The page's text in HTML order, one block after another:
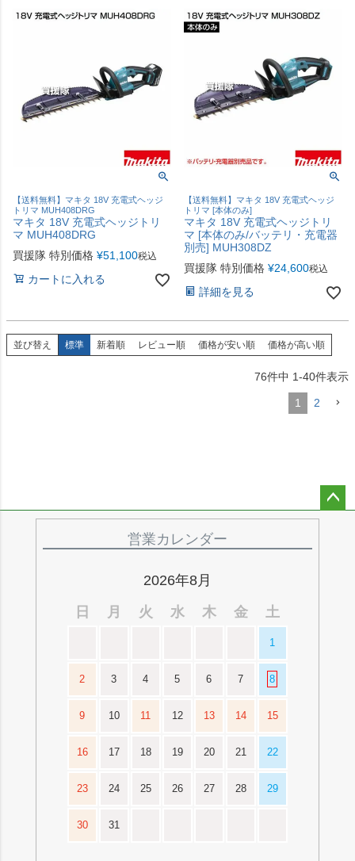
【送料無料】マキタ 18V 充電式ヘッジ
トリマ MUH408DRG
マキタ 18V 充電式ヘッジトリ
マ MUH408DRG
買援隊 特別価格 ¥51,100税込
カートに入れる
【送料無料】マキタ 18V 充電式ヘッジ
トリマ [本体のみ]
マキタ 18V 充電式ヘッジトリ
マ [本体のみ/バッテリ・充電器
別売] MUH308DZ
買援隊 特別価格 ¥24,600税込
詳細を見る
並び替え 標準 新着順 レビュー順 価格が安い順 価格が高い順
76件中 1-40件表示
1 2
営業カレンダー
2026年8月
日
月 火 水 木 金 土
1
2 3 4 5 6 7 8
9 10 11 12 13 14 15
16 17 18 19 20 21 22
23 24 25 26 27 28 29
30 31